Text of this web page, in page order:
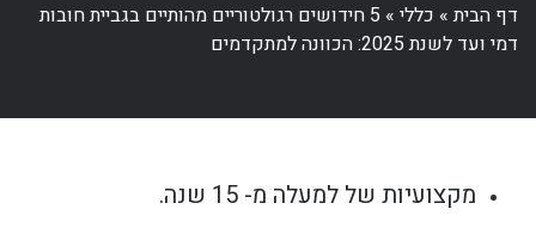
דף הבית» כללי» 5 חידושים רגולטוריים מהותיים בגביית חובות
דמי ועד לשנת 2025: הכוונה למתקדמים
מקצועיות של למעלה מ- 15 שנה.